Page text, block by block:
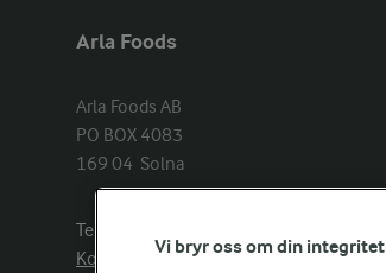
Arla Foods
Arla Foods AB
PO BOX 4083
169 04  Solna
Telefon:
Kontakta oss
Vi bryr oss om din integritet